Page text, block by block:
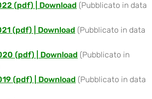
(pdf) | Download (Pubblicato in data
(pdf) | Download (Pubblicato in data
(pdf) | Download (Pubblicato in
(pdf) | Download (Pubblicato in data